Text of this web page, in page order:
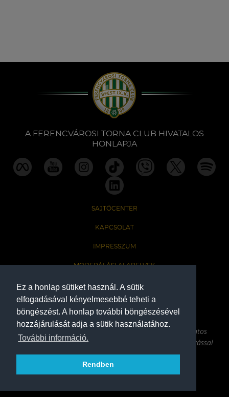
Ez a honlap sütiket használ. A sütik
elfogadásával kényelmesebbé teheti a
böngészést. A honlap további böngészésével
hozzájárulását adja a sütik használatához.
További információ.
Rendben
A FERENCVÁROSI TORNA CLUB HIVATALOS
HONLAPJA
SAJTÓCENTER
KAPCSOLAT
IMPRESSZUM
MODERÁLÁSI ALAPELVEK
HONLAP ADATKEZELÉSI TÁJÉKOZTATÓ
A Ferencvárosi Torna Club hivatalos honlapja
Az oldalon található írott és képi anyagok csak a forrás pontos
megjelölésével, internetes felhasználás esetén aktív hivatkozással
használhatóak fel.